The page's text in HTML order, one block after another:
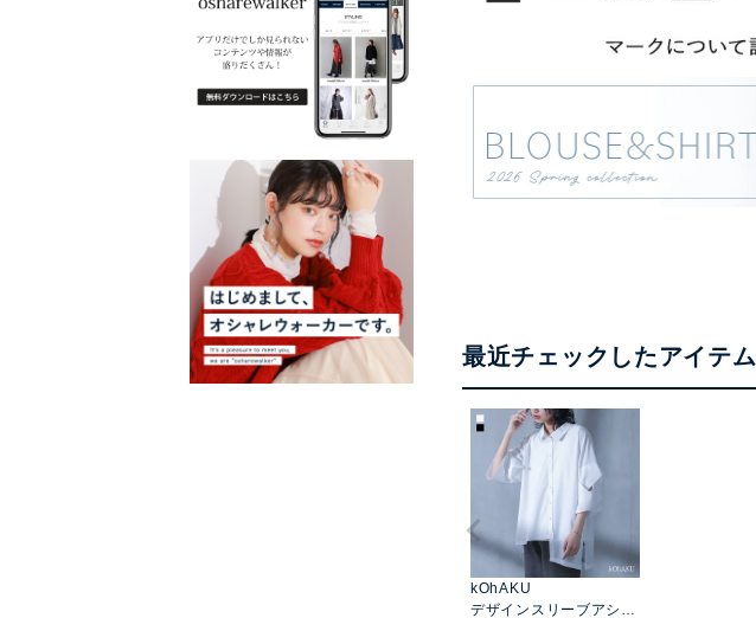
最近チェックしたアイテム
kOhAKU
デザインスリーブアシメ